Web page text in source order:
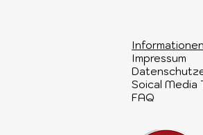
Informationen​
Impressum
Soical Media
FAQ